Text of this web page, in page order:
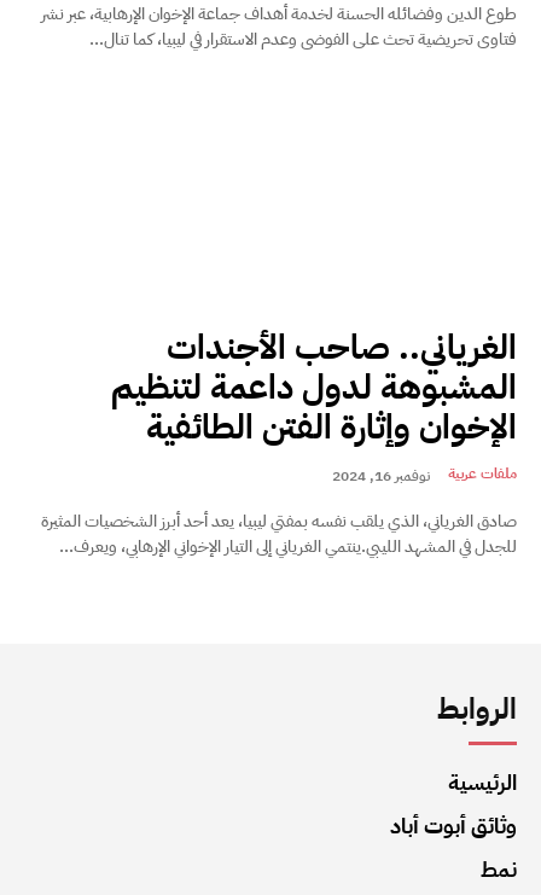
طوع الدين وفضائله الحسنة لخدمة أهداف جماعة الإخوان الإرهابية، عبر نشر
فتاوى تحريضية تحث على الفوضى وعدم الاستقرار في ليبيا، كما تنال...
الغرياني.. صاحب الأجندات
المشبوهة لدول داعمة لتنظيم
الإخوان وإثارة الفتن الطائفية
ملفات عربية نوفمبر 16, 2024
صادق الغرياني، الذي يلقب نفسه بمفتي ليبيا، يعد أحد أبرز الشخصيات المثيرة
للجدل في المشهد الليبي.ينتمي الغرياني إلى التيار الإخواني الإرهابي، ويعرف...
الروابط
الرئيسية
وثائق أبوت أباد
نمط